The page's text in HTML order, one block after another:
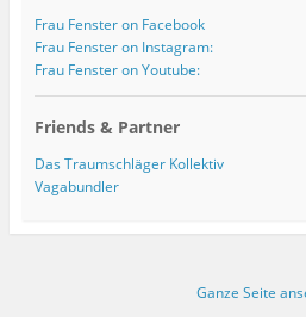
Frau Fenster on Facebook
Frau Fenster on Instagram:
Frau Fenster on Youtube:
Friends & Partner
Das Traumschläger Kollektiv
Vagabundler
Ganze Seite